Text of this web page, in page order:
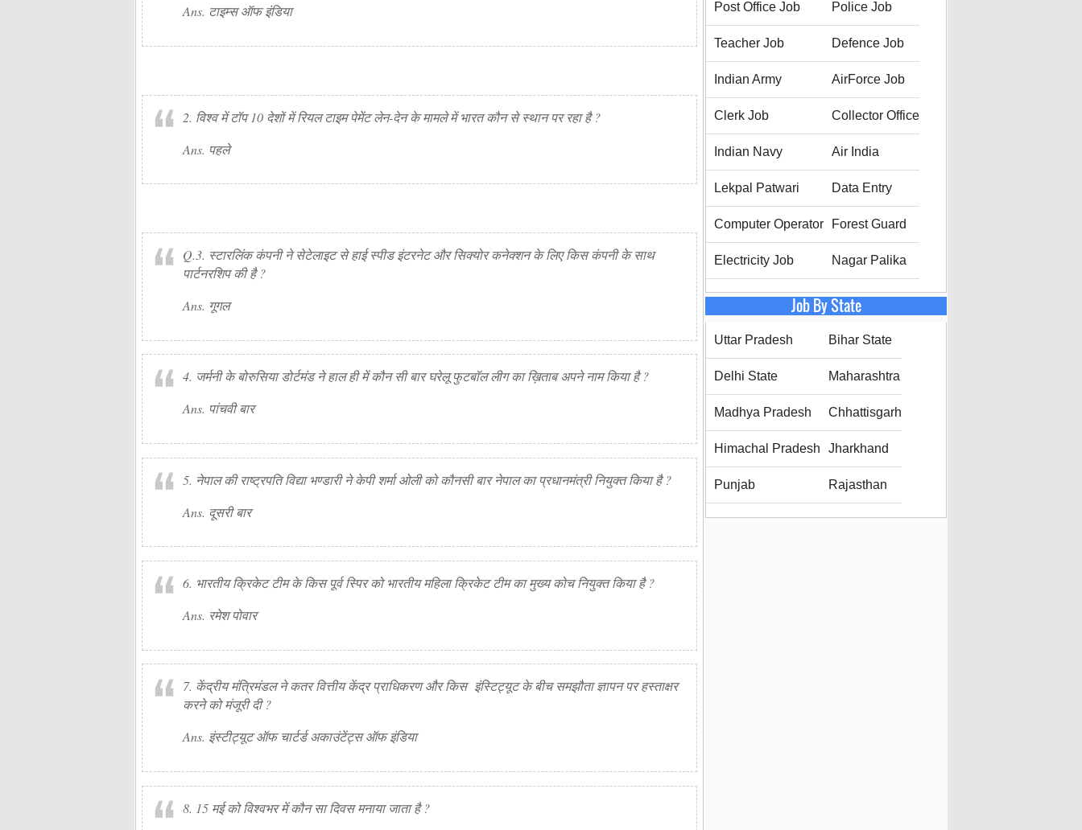
Ans. टाइम्स ऑफ इंडिया
2. विश्व में टॉप 10 देशों में रियल टाइम पेमेंट लेन-देन के मामले में भारत कौन से स्थान पर रहा है ?
Ans. पहले
Q.3. स्टारलिंक कंपनी ने सेटेलाइट से हाई स्पीड इंटरनेट और सिक्योर कनेक्शन के लिए किस कंपनी के साथ
पार्टनरशिप की है ?
Ans. गूगल
4. जर्मनी के बोरुसिया डोर्टमंड ने हाल ही में कौन सी बार घरेलू फुटबॉल लीग का ख़िताब अपने नाम किया है ?
Ans. पांचवी बार
5. नेपाल की राष्ट्रपति विद्या भण्डारी ने केपी शर्मा ओली को कौनसी बार नेपाल का प्रधानमंत्री नियुक्त किया है ?
Ans. दूसरी बार
6. भारतीय क्रिकेट टीम के किस पूर्व स्पिर को भारतीय महिला क्रिकेट टीम का मुख्य कोच नियुक्त किया है ?
Ans. रमेश पोवार
7. केंद्रीय मंत्रिमंडल ने कतर वित्तीय केंद्र प्राधिकरण और किस इंस्टिट्यूट के बीच समझौता ज्ञापन पर हस्ताक्षर
करने को मंजूरी दी ?
Ans. इंस्टीट्यूट ऑफ चार्टर्ड अकाउंटेंट्स ऑफ इंडिया
8. 15 मई को विश्वभर में कौन सा दिवस मनाया जाता है ?
Post Office Job Police Job
Teacher Job Defence Job
Indian Army AirForce Job
Clerk Job Collector Office
Indian Navy Air India
Lekpal Patwari Data Entry
Computer Operator Forest Guard
Electricity Job Nagar Palika
Job By State
Uttar Pradesh Bihar State
Delhi State Maharashtra
Madhya Pradesh Chhattisgarh
Himachal Pradesh Jharkhand
Punjab Rajasthan